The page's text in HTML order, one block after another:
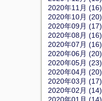
2020年11月 (16)
2020年10月 (20)
2020年09月 (17)
2020年08月 (16)
2020年07月 (16)
2020年06月 (20)
2020年05月 (23)
2020年04月 (20)
2020年03月 (17)
2020年02月 (14)